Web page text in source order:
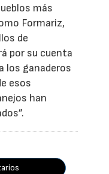
más
Formariz,
de
por su cuenta
los ganaderos
esos
han